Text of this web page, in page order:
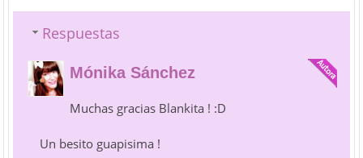
Respuestas
Mónika Sánchez
Muchas gracias Blankita ! :D
Un besito guapisima !